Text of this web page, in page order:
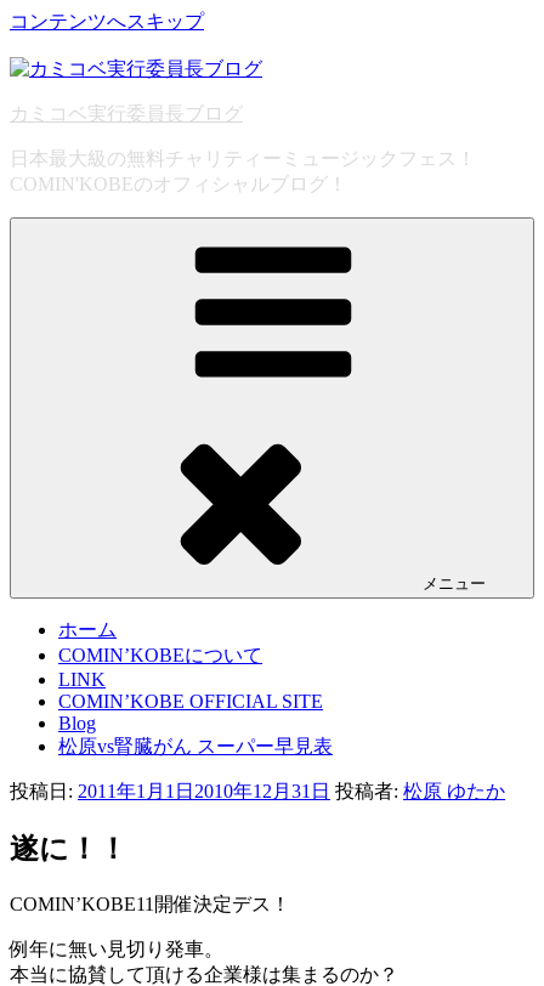
コンテンツへスキップ
カミコベ実行委員長ブログ
日本最大級の無料チャリティーミュージックフェス！
COMIN'KOBEのオフィシャルブログ！
メニュー
ホーム
COMIN’KOBEについて
LINK
COMIN’KOBE OFFICIAL SITE
Blog
松原vs腎臓がん スーパー早見表
投稿日: 2011年1月1日 2010年12月31日 投稿者: 松原 ゆたか
遂に！！
COMIN’KOBE11開催決定デス！
例年に無い見切り発車。
本当に協賛して頂ける企業様は集まるのか？